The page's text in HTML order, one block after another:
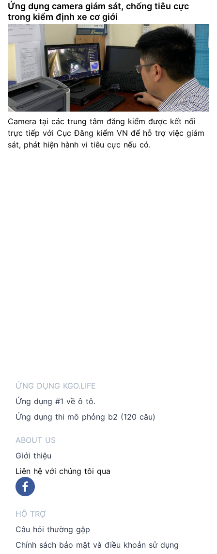
Ứng dụng camera giám sát, chống tiêu cực
trong kiểm định xe cơ giới
Camera tại các trung tâm đăng kiểm được kết nối
trực tiếp với Cục Đăng kiểm VN để hỗ trợ việc giám
sát, phát hiện hành vi tiêu cực nếu có.
ỨNG DỤNG KGO.LIFE
Ứng dụng #1 về ô tô.
Ứng dụng thi mô phỏng b2 (120 câu)
ABOUT US
Giới thiệu
Liên hệ với chúng tôi qua
HỖ TRỢ
Câu hỏi thường gặp
Chính sách bảo mật và điều khoản sử dụng